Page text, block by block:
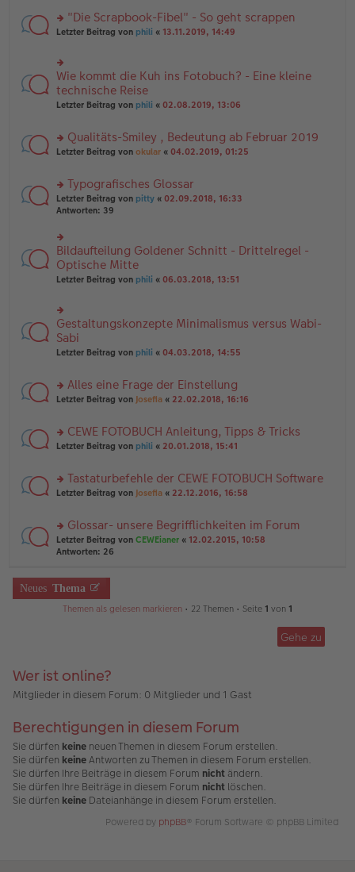
a
g
er
B
tr
a
g
g
el
es
n
er
B
ei
tr
g
rs
u
n
g
el
n
er
tr
a
g
"Die Scrapbook-Fibel" - So geht scrappen
Letzter Beitrag von phili « 13.11.2019, 14:49
rs
te
r
u
g
el
es
n
er
B
a
g
Wie kommt die Kuh ins Fotobuch? - Eine kleine
technische Reise
Letzter Beitrag von phili « 02.08.2019, 13:06
rs
u
n
g
es
e
n
er
B
tr
a
g
Qualitäts-Smiley , Bedeutung ab Februar 2019
Letzter Beitrag von okular « 04.02.2019, 01:25
rs
te
u
n
g
el
es
n
er
B
ei
tr
Typografisches Glossar
Letzter Beitrag von pitty « 02.09.2018, 16:33
Antworten: 39
rs
te
r
u
g
el
es
e
n
B
ei
tr
g
Bildaufteilung Goldener Schnitt - Drittelregel -
Optische Mitte
Letzter Beitrag von phili « 06.03.2018, 13:51
rs
te
r
u
g
el
es
n
er
tr
a
Gestaltungskonzepte Minimalismus versus Wabi-
Sabi
Letzter Beitrag von phili « 04.03.2018, 14:55
rs
u
n
es
e
B
ei
tr
g
Alles eine Frage der Einstellung
Letzter Beitrag von Josefia « 22.02.2018, 16:16
rs
u
n
es
e
n
B
ei
tr
CEWE FOTOBUCH Anleitung, Tipps & Tricks
Letzter Beitrag von phili « 20.01.2018, 15:41
rs
u
n
g
es
e
n
g
Tastaturbefehle der CEWE FOTOBUCH Software
Letzter Beitrag von Josefia « 22.12.2016, 16:58
rs
te
n
g
ei
tr
Glossar- unsere Begrifflichkeiten im Forum
Letzter Beitrag von CEWEianer « 12.02.2015, 10:58
Antworten: 26
Neues Thema
Themen als gelesen markieren • 22 Themen • Seite 1 von 1
Gehe zu
Wer ist online?
Mitglieder in diesem Forum: 0 Mitglieder und 1 Gast
Berechtigungen in diesem Forum
Sie dürfen keine neuen Themen in diesem Forum erstellen.
Sie dürfen keineAntworten zu Themen in diesem Forum erstellen.
Sie dürfen Ihre Beiträge in diesem Forum nicht ändern.
Sie dürfen Ihre Beiträge in diesem Forum nicht löschen.
Sie dürfen keine Dateianhänge in diesem Forum erstellen.
Powered by phpBB® Forum Software © phpBB Limited